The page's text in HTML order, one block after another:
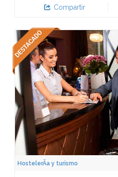
Compartir
HostelerÃ­a y turismo